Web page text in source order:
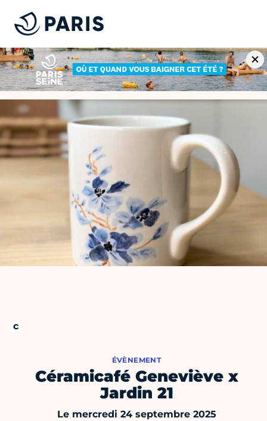
ÉVÈNEMENT
Céramicafé Geneviève x
Jardin 21
Le mercredi 24 septembre 2025